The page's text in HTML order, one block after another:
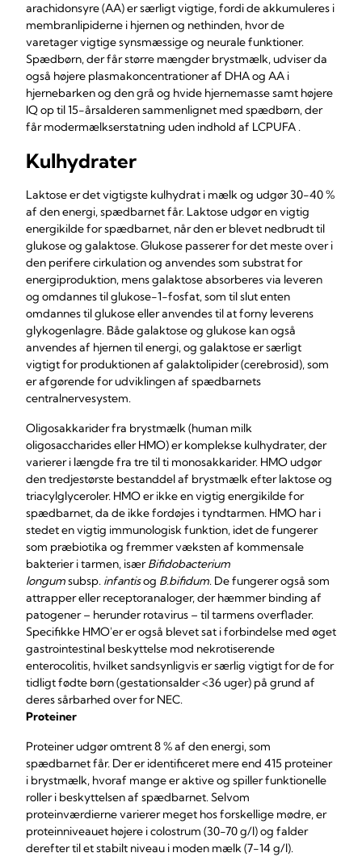
arachidonsyre (AA) er særligt vigtige, fordi de akkumuleres i
membranlipiderne i hjernen og nethinden, hvor de
varetager vigtige synsmæssige og neurale funktioner.
Spædbørn, der får større mængder brystmælk, udviser da
også højere plasmakoncentrationer af DHA og AA i
hjernebarken og den grå og hvide hjernemasse samt højere
IQ op til 15-årsalderen sammenlignet med spædbørn, der
får modermælkserstatning uden indhold af LCPUFA .
Kulhydrater
Laktose er det vigtigste kulhydrat i mælk og udgør 30-40 %
af den energi, spædbarnet får. Laktose udgør en vigtig
energikilde for spædbarnet, når den er blevet nedbrudt til
glukose og galaktose. Glukose passerer for det meste over i
den perifere cirkulation og anvendes som substrat for
energiproduktion, mens galaktose absorberes via leveren
og omdannes til glukose-1-fosfat, som til slut enten
omdannes til glukose eller anvendes til at forny leverens
glykogenlagre. Både galaktose og glukose kan også
anvendes af hjernen til energi, og galaktose er særligt
vigtigt for produktionen af galaktolipider (cerebrosid), som
er afgørende for udviklingen af spædbarnets
centralnervesystem.
Oligosakkarider fra brystmælk (human milk
oligosaccharides eller HMO) er komplekse kulhydrater, der
varierer i længde fra tre til ti monosakkarider. HMO udgør
den tredjestørste bestanddel af brystmælk efter laktose og
triacylglyceroler. HMO er ikke en vigtig energikilde for
spædbarnet, da de ikke fordøjes i tyndtarmen. HMO har i
stedet en vigtig immunologisk funktion, idet de fungerer
som præbiotika og fremmer væksten af kommensale
bakterier i tarmen, isærBifidobacterium
longumsubsp. infantisog B.bifidum. De fungerer også som
attrapper eller receptoranaloger, der hæmmer binding af
patogener – herunder rotavirus – til tarmens overflader.
Specifikke HMO'er er også blevet sat i forbindelse med øget
gastrointestinal beskyttelse mod nekrotiserende
enterocolitis, hvilket sandsynligvis er særlig vigtigt for de for
tidligt fødte børn (gestationsalder <36 uger) på grund af
deres sårbarhed over for NEC.
Proteiner
Proteiner udgør omtrent 8 % af den energi, som
spædbarnet får. Der er identificeret mere end 415 proteiner
i brystmælk, hvoraf mange er aktive og spiller funktionelle
roller i beskyttelsen af spædbarnet. Selvom
proteinværdierne varierer meget hos forskellige mødre, er
proteinniveauet højere i colostrum (30-70 g/l) og falder
derefter til et stabilt niveau i moden mælk (7-14 g/l).